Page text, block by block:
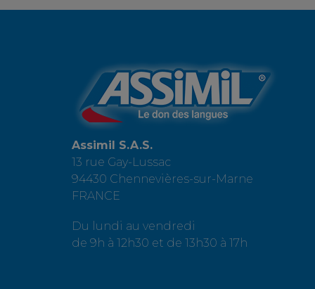
Assimil S.A.S.
13 rue Gay-Lussac
94430 Chennevières-sur-Marne
FRANCE
Du lundi au vendredi
de 9h à 12h30 et de 13h30 à 17h